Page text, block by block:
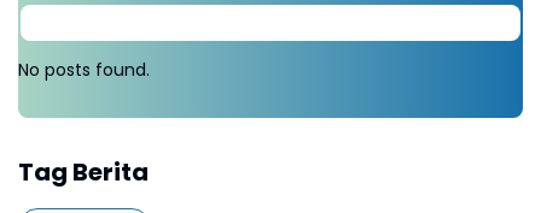
No posts found.
Tag Berita